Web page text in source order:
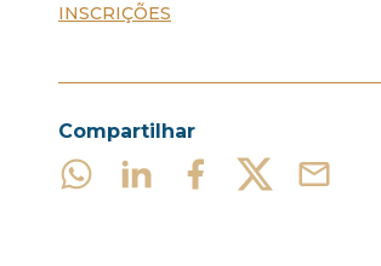
INSCRIÇÕES
Compartilhar